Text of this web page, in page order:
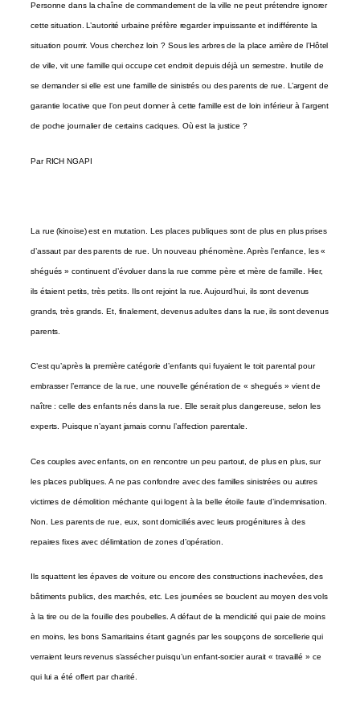
Personne dans la chaîne de commandement de la ville ne peut prétendre ignorer
cette situation. L’autorité urbaine préfère regarder impuissante et indifférente la
situation pourrir. Vous cherchez loin ? Sous les arbres de la place arrière de l’Hôtel
de ville, vit une famille qui occupe cet endroit depuis déjà un semestre. Inutile de
se demander si elle est une famille de sinistrés ou des parents de rue. L’argent de
garantie locative que l’on peut donner à cette famille est de loin inférieur à l’argent
de poche journalier de certains caciques. Où est la justice ?
Par RICH NGAPI
La rue (kinoise) est en mutation. Les places publiques sont de plus en plus prises
d’assaut par des parents de rue. Un nouveau phénomène. Après l’enfance, les «
shégués » continuent d’évoluer dans la rue comme père et mère de famille. Hier,
ils étaient petits, très petits. Ils ont rejoint la rue. Aujourd’hui, ils sont devenus
grands, très grands. Et, finalement, devenus adultes dans la rue, ils sont devenus
parents.
C’est qu’après la première catégorie d’enfants qui fuyaient le toit parental pour
embrasser l’errance de la rue, une nouvelle génération de « shegués » vient de
naître : celle des enfants nés dans la rue. Elle serait plus dangereuse, selon les
experts. Puisque n’ayant jamais connu l’affection parentale.
Ces couples avec enfants, on en rencontre un peu partout, de plus en plus, sur
les places publiques. A ne pas confondre avec des familles sinistrées ou autres
victimes de démolition méchante qui logent à la belle étoile faute d’indemnisation.
Non. Les parents de rue, eux, sont domiciliés avec leurs progénitures à des
repaires fixes avec délimitation de zones d’opération.
Ils squattent les épaves de voiture ou encore des constructions inachevées, des
bâtiments publics, des marchés, etc. Les journées se bouclent au moyen des vols
à la tire ou de la fouille des poubelles. A défaut de la mendicité qui paie de moins
en moins, les bons Samaritains étant gagnés par les soupçons de sorcellerie qui
verraient leurs revenus s’assécher puisqu’un enfant-sorcier aurait « travaillé » ce
qui lui a été offert par charité.